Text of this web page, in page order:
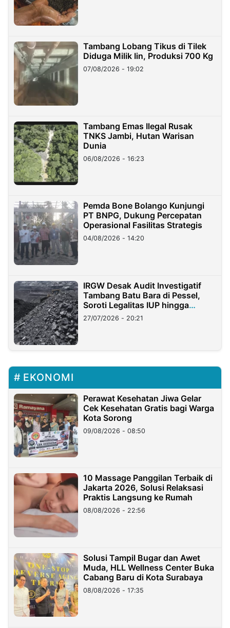
Tambang Lobang Tikus di Tilek
Diduga Milik Iin, Produksi 700 Kg
07/08/2026 - 19:02
Tambang Emas Ilegal Rusak
TNKS Jambi, Hutan Warisan
Dunia
06/08/2026 - 16:23
Pemda Bone Bolango Kunjungi
PT BNPG, Dukung Percepatan
Operasional Fasilitas Strategis
04/08/2026 - 14:20
IRGW Desak Audit Investigatif
Tambang Batu Bara di Pessel,
Soroti Legalitas IUP hingga
Stockpile
27/07/2026 - 20:21
EKONOMI
Perawat Kesehatan Jiwa Gelar
Cek Kesehatan Gratis bagi Warga
Kota Sorong
09/08/2026 - 08:50
10 Massage Panggilan Terbaik di
Jakarta 2026, Solusi Relaksasi
Praktis Langsung ke Rumah
08/08/2026 - 22:56
Solusi Tampil Bugar dan Awet
Muda, HLL Wellness Center Buka
Cabang Baru di Kota Surabaya
08/08/2026 - 17:35